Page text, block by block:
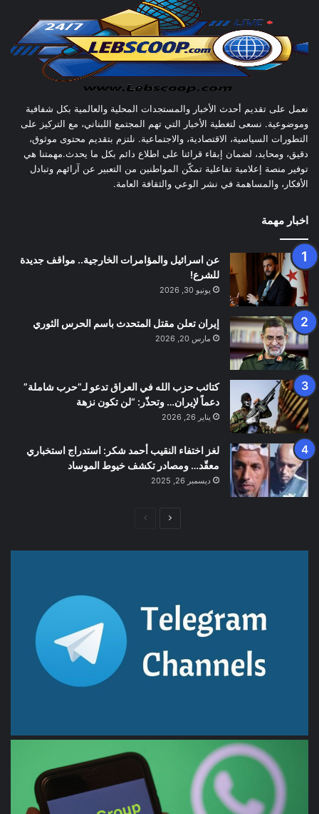
نعمل على تقديم أحدث الأخبار والمستجدات المحلية والعالمية بكل شفافية
وموضوعية. نسعى لتغطية الأخبار التي تهم المجتمع اللبناني، مع التركيز على
التطورات السياسية، الاقتصادية، والاجتماعية. نلتزم بتقديم محتوى موثوق،
دقيق، ومحايد، لضمان إبقاء قرائنا على اطلاع دائم بكل ما يحدث.مهمتنا هي
توفير منصة إعلامية تفاعلية تمكّن المواطنين من التعبير عن آرائهم وتبادل
الأفكار، والمساهمة في نشر الوعي والثقافة العامة.
اخبار مهمة
عن اسرائيل والمؤامرات الخارجية.. مواقف جديدة
للشرع!
يونيو 30, 2026
إيران تعلن مقتل المتحدث باسم الحرس الثوري
مارس 20, 2026
كتائب حزب الله في العراق تدعو لـ”حرب شاملة”
دعماً لإيران… وتحذّر: “لن تكون نزهة
يناير 26, 2026
لغز اختفاء النقيب أحمد شكر: استدراج استخباري
معقّد… ومصادر تكشف خيوط الموساد
ديسمبر 26, 2025
الصفحة